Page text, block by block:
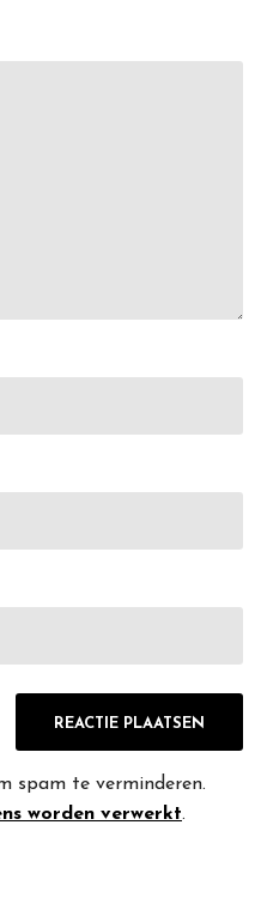
spam te verminderen.
worden verwerkt.